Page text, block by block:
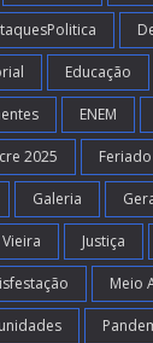
Educação
ENEM
2025 Feriado
Galeria
Justiça
Meio